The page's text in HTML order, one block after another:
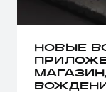
НОВЫЕ